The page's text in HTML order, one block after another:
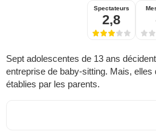
Spectateurs
2,8
Sept adolescentes de 13 ans
entreprise de baby-sitting. Mais,
établies par les parents.